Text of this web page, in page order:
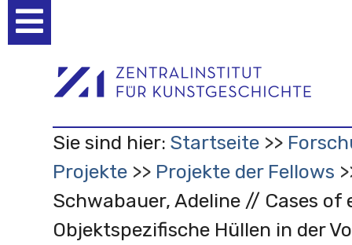
Werkzeuge
Sie sind hier: Startseite
Projekte
Projekte der Fellows
Schwabauer, Adeline // Cases
Objektspezifische Hüllen in der